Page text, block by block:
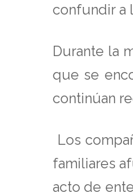
confundir a
Durante la
que se
continúan
Los
familiares
acto de